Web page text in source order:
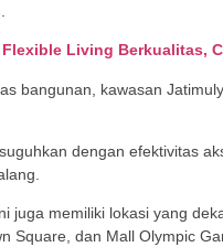
Living Berkualitas,
bangunan, kawasan
dengan efektivitas
juga memiliki lokasi yang
Square, dan Mall Olympic